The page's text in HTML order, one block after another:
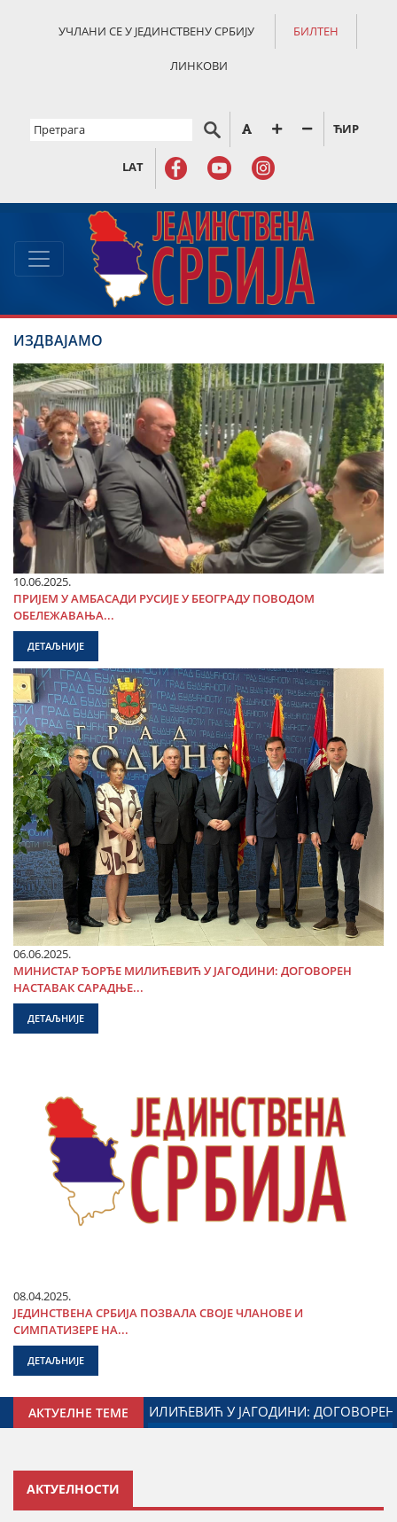
УЧЛАНИ СЕ У ЈЕДИНСТВЕНУ СРБИЈУ БИЛТЕН
ЛИНКОВИ
ЋИР
LAT
ИЗДВАЈАМО
10.06.2025.
ПРИЈЕМ У АМБАСАДИ РУСИЈЕ У БЕОГРАДУ ПОВОДОМ
ОБЕЛЕЖАВАЊА...
ДЕТАЉНИЈЕ
06.06.2025.
МИНИСТАР ЂОРЂЕ МИЛИЋЕВИЋ У ЈАГОДИНИ: ДОГОВОРЕН
НАСТАВАК САРАДЊЕ...
ДЕТАЉНИЈЕ
08.04.2025.
ЈЕДИНСТВЕНА СРБИЈА ПОЗВАЛА СВОЈЕ ЧЛАНОВЕ И
СИМПАТИЗЕРЕ НА...
ДЕТАЉНИЈЕ
АКТУЕЛНЕ ТЕМЕ
МИНИСТАРСТВА ЗАДУЖЕНОГ ЗА ОДНОСЕ СА
АКТУЕЛНОСТИ